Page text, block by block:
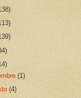
(1)
(4)